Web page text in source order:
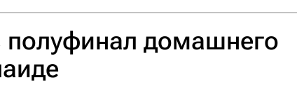
домашнего